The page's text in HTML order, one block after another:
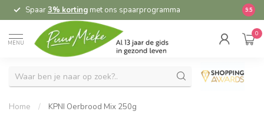
Spaar3% korting met ons spaarprogramma 9.5
MENU
0
Home / KPNI Oerbrood Mix 250g